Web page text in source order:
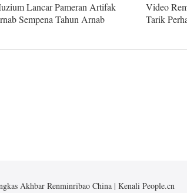
Lancar Pameran Artifak
Sempena Tahun Arnab
Video
Tarik
Akhbar Renminribao China | Kenali People.cn